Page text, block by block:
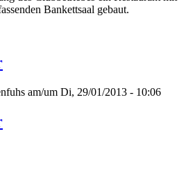
Bankettsaal gebaut.
am/um Di, 29/01/2013 - 10:06